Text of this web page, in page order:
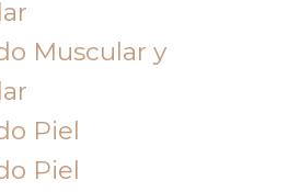
Muscular y
Piel
Piel